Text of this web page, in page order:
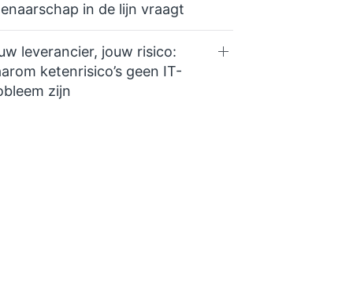
in de lijn vraagt
leverancier, jouw risico:
ketenrisico’s geen IT-
zijn